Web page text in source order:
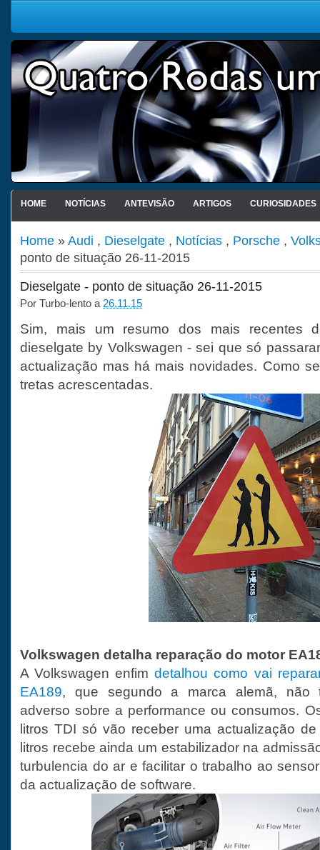
HOME NOTÍCIAS ANTEVISÃO ARTIGOS CURIOSIDADES
Home »Audi , Dieselgate , Notícias , Porsche ,
ponto de situação 26-11-2015
Dieselgate - ponto de situação 26-11-2015
Por Turbo-lento a 26.11.15
Sim, mais um resumo dos mais recentes
dieselgate by Volkswagen - sei que só
actualização mas há mais novidades. Como
tretas acrescentadas.
Volkswagen detalha reparação do motor
A Volkswagen enfimdetalhou como vai
EA189, que segundo a marca alemã, não
adverso sobre a performance ou consumos.
litros TDI só vão receber uma actualização
litros recebe ainda um estabilizador na
turbulencia do ar e facilitar o trabalho ao
da actualização de software.